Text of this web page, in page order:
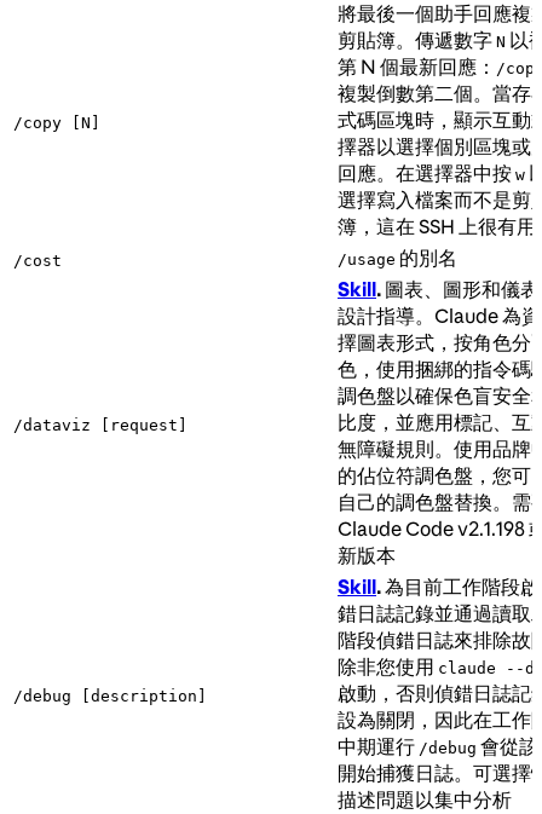
/copy [N]
將最後一個助手回應複
剪貼簿。傳遞數字 N 以
第 N 個最新回應： /
複製倒數第二個。當存
式碼區塊時，顯示互動
擇器以選擇個別區塊或
回應。在選擇器中按 w
選擇寫入檔案而不是剪
簿，這在 SSH 上很有用
/cost /usage 的別名
/dataviz [request]
Skill. 圖表、圖形和儀
設計指導。Claude 為
擇圖表形式，按角色分
色，使用捆綁的指令碼
調色盤以確保色盲安全
比度，並應用標記、互
無障礙規則。使用品牌
的佔位符調色盤，您可
自己的調色盤替換。需
Claude Code v2.1.198
新版本
/debug [description]
Skill.為目前工作階段
錯日誌記錄並通過讀取
階段偵錯日誌來排除故
除非您使用 claude --
啟動，否則偵錯日誌記
設為關閉，因此在工作
中期運行 /debug 會從
開始捕獲日誌。可選擇
描述問題以集中分析